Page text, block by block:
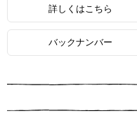
詳しくはこちら
バックナンバー